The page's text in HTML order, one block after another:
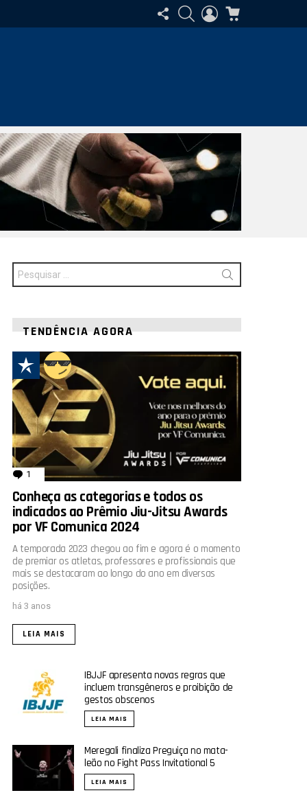
SIGA-
NOS
PESQUISAR
ENTRAR
Procurar
por:
TENDÊNCIA AGORA
1 comentário
Conheça as categorias e todos os
indicados ao Prêmio Jiu-Jitsu Awards
por VF Comunica 2024
A temporada 2023 chegou ao fim e agora é o momento
de premiar os atletas, professores e profissionais que
mais se destacaram ao longo do ano em diversas
posições.
há 3 anos
LEIA MAIS
IBJJF apresenta novas regras que
incluem transgêneros e proibição de
gestos obscenos
LEIA MAIS
Meregali finaliza Preguiça no mata-
leão no Fight Pass Invitational 5
LEIA MAIS